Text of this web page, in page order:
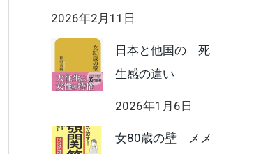
2026年2月11日
日本と他国の 死
生感の違い
2026年1月6日
女80歳の壁 メメ